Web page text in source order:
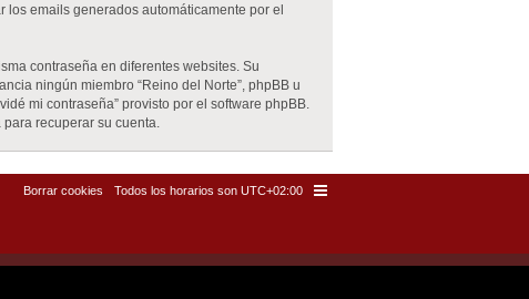
emails generados automáticamente por el
contraseña en diferentes websites. Su
ningún miembro “Reino del Norte”, phpBB u
mi contraseña” provisto por el software phpBB.
recuperar su cuenta.
Todos los horarios son UTC+02:00
Borrar cookies